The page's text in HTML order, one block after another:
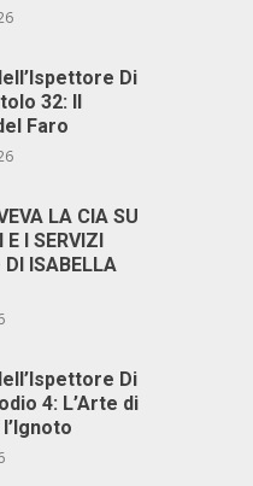
Di
32: Il
Faro
LA CIA SU
E I SERVIZI
DI ISABELLA
Di
4: L’Arte di